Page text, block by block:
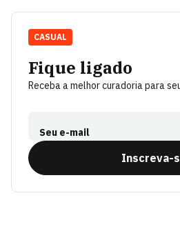
Fique ligado
Receba a melhor curadoria para
Seu e-mail
Inscreva-
CASUAL